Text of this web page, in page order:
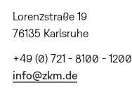
Lorenzstraße 19
76135 Karlsruhe
+49 (0) 721 - 8100 - 1200
info@zkm.de